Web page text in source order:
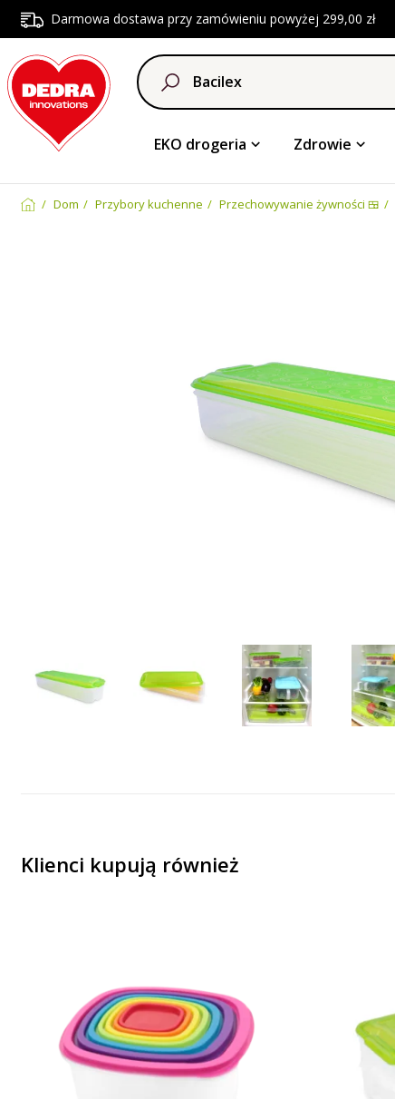
Darmowa dostawa przy zamówieniu powyżej 299,00 zł
EKO drogeria Zdrowie
Dom Przybory kuchenne Przechowywanie żywności 🍱
Klienci kupują również